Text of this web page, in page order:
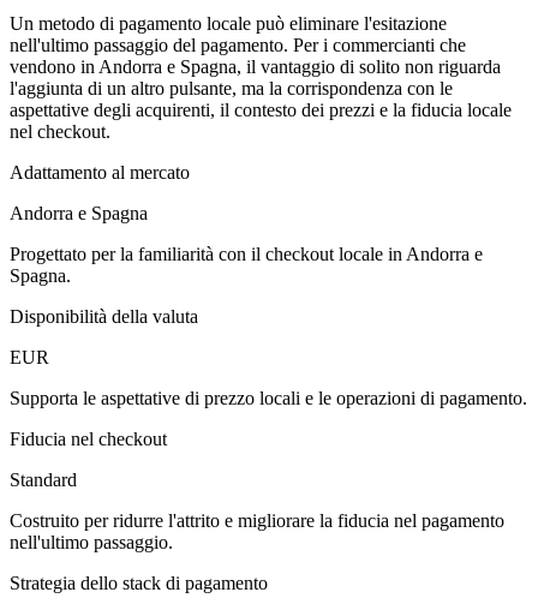
Un metodo di pagamento locale può eliminare l'esitazione
nell'ultimo passaggio del pagamento. Per i commercianti che
vendono in Andorra e Spagna, il vantaggio di solito non riguarda
l'aggiunta di un altro pulsante, ma la corrispondenza con le
aspettative degli acquirenti, il contesto dei prezzi e la fiducia locale
nel checkout.
Adattamento al mercato
Andorra e Spagna
Progettato per la familiarità con il checkout locale in Andorra e
Spagna.
Disponibilità della valuta
EUR
Supporta le aspettative di prezzo locali e le operazioni di pagamento.
Fiducia nel checkout
Standard
Costruito per ridurre l'attrito e migliorare la fiducia nel pagamento
nell'ultimo passaggio.
Strategia dello stack di pagamento